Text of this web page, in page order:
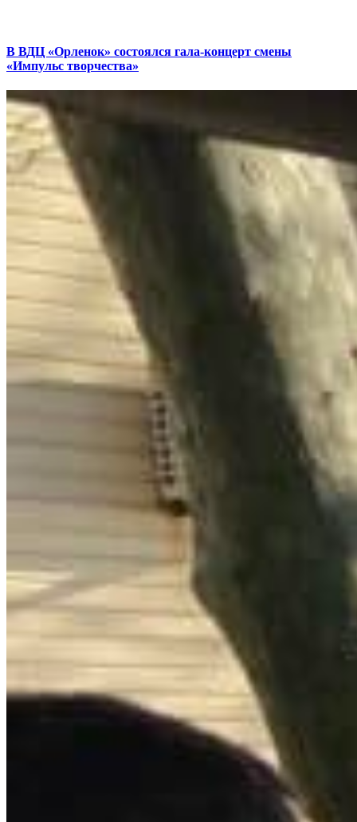
В ВДЦ «Орленок» состоялся гала-концерт смены
«Импульс творчества»